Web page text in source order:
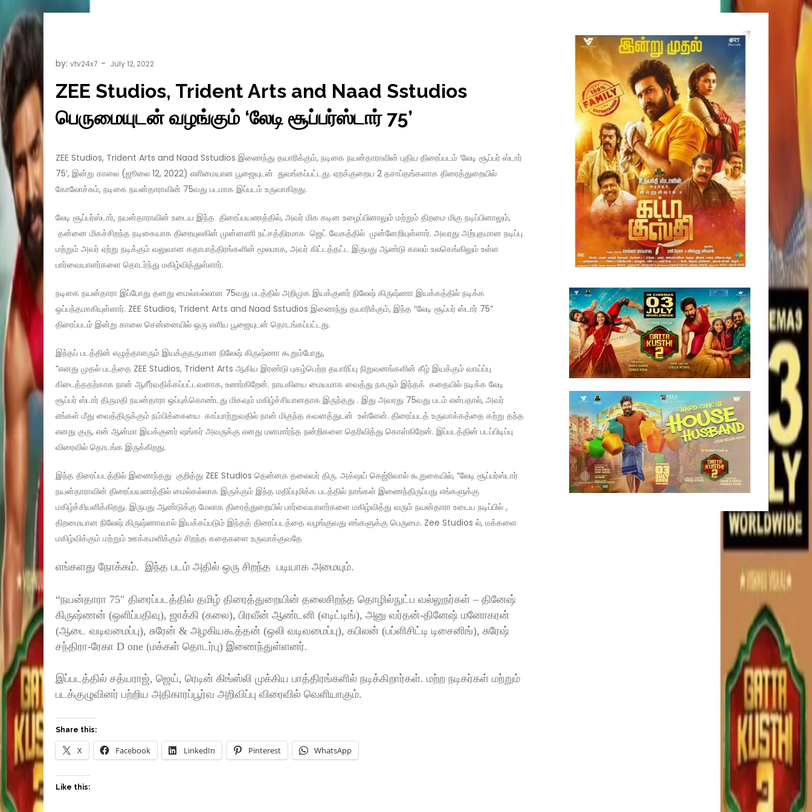
by: vtv24x7
ZEE Studios, Trident Arts and Naad Sstudios
பெருமையுடன் வழங்கும் ‘லேடி சூப்பர்ஸ்டார் 75’
ZEE Studios, Trident Arts and Naad Sstudios இணைந்து தயாரிக்கும், நடிகை நயன்தாராவின் புதிய திரைப்படம் ‘லேடி சூப்பர் ஸ்டார்
75’, இன்று காலை (ஜூலை 12, 2022) எளிமையான பூஜையுடன் துவங்கப்பட்டது. ஏறக்குறைய 2 தசாப்தங்களாக திரைத்துறையில்
கோலோச்சும், நடிகை நயன்தாராவின் 75வது படமாக இப்படம் உருவாகிறது.
லேடி சூப்பர்ஸ்டார், நயன்தாராவின் உடைய இந்த திரைப்பயணத்தில், அவர் மிக கடின உழைப்பினாலும் மற்றும் திறமை மிகு நடிப்பினாலும்,
தன்னை மிகச்சிறந்த நடிகையாக திரையுலகின் முன்னணி நட்சத்திரமாக ஜெட் வேகத்தில் முன்னேறியுள்ளார். அவரது அற்புதமான நடிப்பு
மற்றும் அவர் ஏற்று நடிக்கும் வலுவான கதாபாத்திரங்களின் மூலமாக, அவர் கிட்டத்தட்ட இருபது ஆண்டு காலம் உலகெங்கிலும் உள்ள
பார்வையாளர்களை தொடர்ந்து மகிழ்வித்துள்ளார்.
நடிகை நயன்தாரா இப்போது தனது மைல்கல்லான 75வது படத்தில் அறிமுக இயக்குனர் நிலேஷ் கிருஷ்ணா இயக்கத்தில் நடிக்க
ஒப்பந்தமாகியுள்ளார். ZEE Studios, Trident Arts and Naad Sstudios இணைந்து தயாரிக்கும், இந்த “லேடி சூப்பர் ஸ்டார் 75”
திரைப்படம் இன்று காலை சென்னையில் ஒரு எளிய பூஜையுடன் தொடங்கப்பட்டது.
இந்தப் படத்தின் எழுத்தாளரும் இயக்குநருமான நிலேஷ் கிருஷ்ணா கூறும்போது,
“எனது முதல் படத்தை ZEE Studios, Trident Arts ஆகிய இரண்டு புகழ்பெற்ற தயாரிப்பு நிறுவனங்களின் கீழ் இயக்கும் வாய்ப்பு
கிடைத்ததற்காக நான் ஆசீர்வதிக்கப்பட்டவனாக, உணர்கிறேன். நாயகியை மையமாக வைத்து நகரும் இந்தக் கதையில் நடிக்க லேடி
சூப்பர் ஸ்டார் திருமதி நயன்தாரா ஒப்புக்கொண்டது மிகவும் மகிழ்ச்சியானதாக இருந்தது . இது அவரது 75வது படம் என்பதால், அவர்
எங்கள் மீது வைத்திருக்கும் நம்பிக்கையை காப்பாற்றுவதில் நான் மிகுந்த கவனத்துடன் உள்ளேன். திரைப்படத் உருவாக்கத்தை கற்று தந்த
எனது குரு, என் ஆன்மா இயக்குனர் ஷங்கர் அவருக்கு எனது மனமார்ந்த நன்றிகளை தெரிவித்து கொள்கிறேன். இப்படத்தின் படப்பிடிப்பு
விரைவில் தொடங்க இருக்கிறது.
இந்த திரைப்படத்தில் இணைந்தது குறித்து ZEE Studios தென்னக தலைவர் திரு. அக்‌ஷய் கெஜ்ரிவால் கூறுகையில், “லேடி சூப்பர்ஸ்டார்
நயன்தாராவின் திரைப்பயணத்தில் மைல்கல்லாக இருக்கும் இந்த மதிப்புமிக்க படத்தில் நாங்கள் இணைந்திருப்பது எங்களுக்கு
மகிழ்ச்சியளிக்கிறது. இருபது ஆண்டுக்கு மேலாக திரைத்துறையில் பார்வையாளர்களை மகிழ்வித்து வரும் நயன்தாரா உடைய நடிப்பில் ,
திறமையான நிலேஷ் கிருஷ்ணாவால் இயக்கப்படும் இந்தத் திரைப்படத்தை வழங்குவது எங்களுக்கு பெருமை. Zee Studios ல், மக்களை
மகிழ்விக்கும் மற்றும் ஊக்கமளிக்கும் சிறந்த கதைகளை உருவாக்குவதே
எங்களது நோக்கம். இந்த படம் அதில் ஒரு சிறந்த படியாக அமையும்.
“நயன்தாரா 75″ திரைப்படத்தில் தமிழ் திரைத்துறையின் தலைசிறந்த தொழில்நுட்ப வல்லுநர்கள் – தினேஷ்
கிருஷ்ணன் (ஒளிப்பதிவு), ஜாக்கி (கலை), பிரவீன் ஆண்டனி (எடிட்டிங்), அனு வர்தன்-தினேஷ் மனோகரன்
(ஆடை வடிவமைப்பு), சுரேன் & அழகியகூத்தன் (ஒலி வடிவமைப்பு), கபிலன் (பப்ளிசிட்டி டிசைனிங்), சுரேஷ்
சந்திரா-ரேகா D one (மக்கள் தொடர்பு) இணைந்துள்ளனர்.
இப்படத்தில் சத்யராஜ், ஜெய், ரெடின் கிங்ஸ்லி முக்கிய பாத்திரங்களில் நடிக்கிறார்கள். மற்ற நடிகர்கள் மற்றும்
படக்குழுவினர் பற்றிய அதிகாரப்பூர்வ அறிவிப்பு விரைவில் வெளியாகும்.
Share this:
X Facebook LinkedIn Pinterest WhatsApp
Like this: